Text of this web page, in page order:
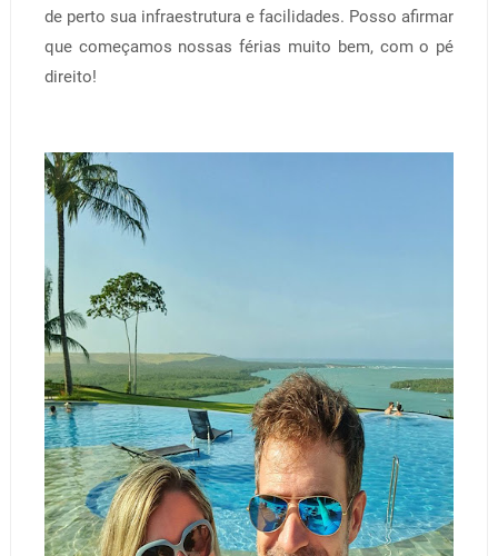
de perto sua infraestrutura e facilidades. Posso afirmar
que começamos nossas férias muito bem, com o pé
direito!